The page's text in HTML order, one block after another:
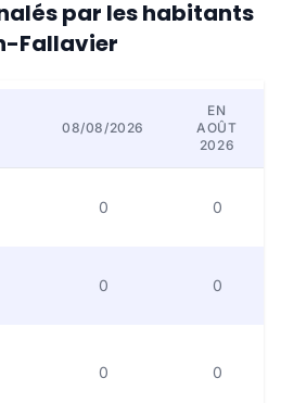
par les habitants
Fallavier
08/08/2026
EN
AOÛT
2026
0 0
0 0
0 0